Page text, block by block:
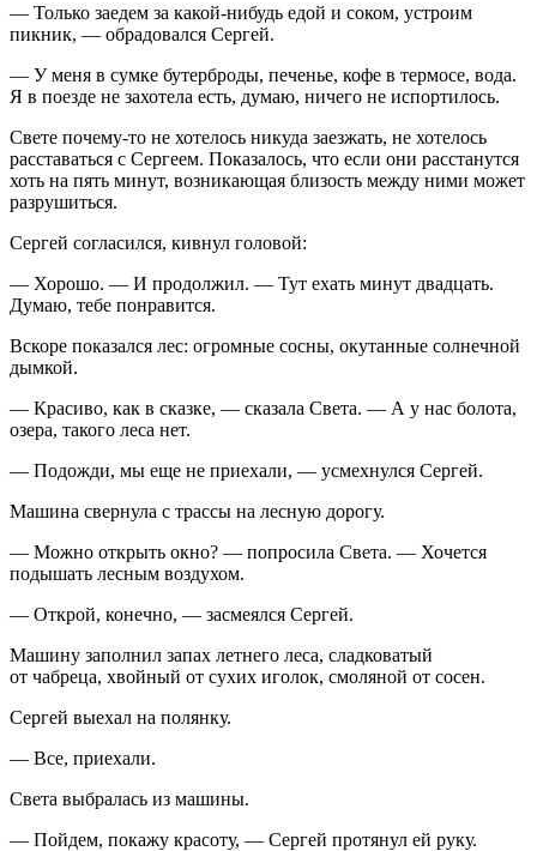
— Только заедем за какой-нибудь едой и соком, устроим
пикник, — обрадовался Сергей.
— У меня в сумке бутерброды, печенье, кофе в термосе, вода.
Я в поезде не захотела есть, думаю, ничего не испортилось.
Свете почему-то не хотелось никуда заезжать, не хотелось
расставаться с Сергеем. Показалось, что если они расстанутся
хоть на пять минут, возникающая близость между ними может
разрушиться.
Сергей согласился, кивнул головой:
— Хорошо. — И продолжил. — Тут ехать минут двадцать.
Думаю, тебе понравится.
Вскоре показался лес: огромные сосны, окутанные солнечной
дымкой.
— Красиво, как в сказке, — сказала Света. — А у нас болота,
озера, такого леса нет.
— Подожди, мы еще не приехали, — усмехнулся Сергей.
Машина свернула с трассы на лесную дорогу.
— Можно открыть окно? — попросила Света. — Хочется
подышать лесным воздухом.
— Открой, конечно, — засмеялся Сергей.
Машину заполнил запах летнего леса, сладковатый
от чабреца, хвойный от сухих иголок, смоляной от сосен.
Сергей выехал на полянку.
— Все, приехали.
Света выбралась из машины.
— Пойдем, покажу красоту, — Сергей протянул ей руку.